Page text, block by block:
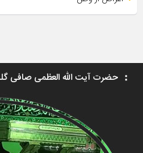
حضرت آیت الله العظمی صافی